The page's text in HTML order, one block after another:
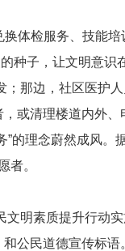
体检服务、技能
子，让文明意识
；那边，社区医
清理楼道内外、
”的理念蔚然成风。
者。
文明素质提升行动
公民道德宣传标语